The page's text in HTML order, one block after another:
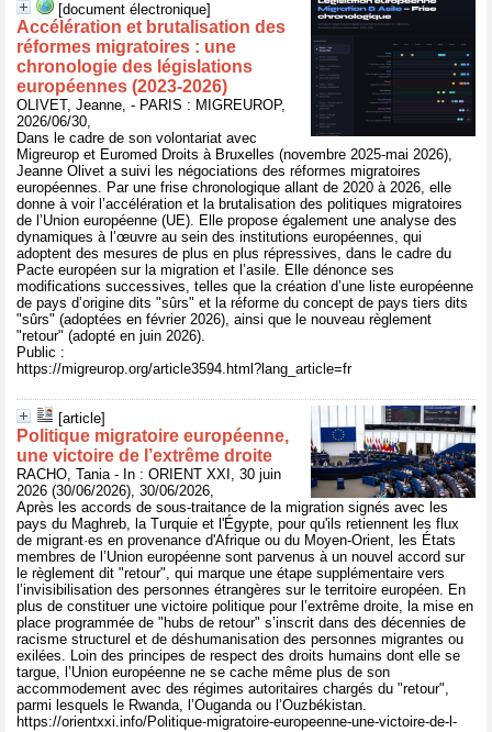
[document électronique]
Accélération et brutalisation des
réformes migratoires : une
chronologie des législations
européennes (2023-2026)
OLIVET, Jeanne, - PARIS : MIGREUROP,
2026/06/30,
Dans le cadre de son volontariat avec
Migreurop et Euromed Droits à Bruxelles (novembre 2025-mai 2026),
Jeanne Olivet a suivi les négociations des réformes migratoires
européennes. Par une frise chronologique allant de 2020 à 2026, elle
donne à voir l’accélération et la brutalisation des politiques migratoires
de l’Union européenne (UE). Elle propose également une analyse des
dynamiques à l’œuvre au sein des institutions européennes, qui
adoptent des mesures de plus en plus répressives, dans le cadre du
Pacte européen sur la migration et l’asile. Elle dénonce ses
modifications successives, telles que la création d’une liste européenne
de pays d’origine dits "sûrs" et la réforme du concept de pays tiers dits
"sûrs" (adoptées en février 2026), ainsi que le nouveau règlement
"retour" (adopté en juin 2026).
Public :
https://migreurop.org/article3594.html?lang_article=fr
[article]
Politique migratoire européenne,
une victoire de l’extrême droite
RACHO, Tania - In : ORIENT XXI, 30 juin
2026 (30/06/2026), 30/06/2026,
Après les accords de sous-traitance de la migration signés avec les
pays du Maghreb, la Turquie et l'Égypte, pour qu'ils retiennent les flux
de migrant·es en provenance d'Afrique ou du Moyen-Orient, les États
membres de l’Union européenne sont parvenus à un nouvel accord sur
le règlement dit "retour", qui marque une étape supplémentaire vers
l’invisibilisation des personnes étrangères sur le territoire européen. En
plus de constituer une victoire politique pour l’extrême droite, la mise en
place programmée de "hubs de retour" s’inscrit dans des décennies de
racisme structurel et de déshumanisation des personnes migrantes ou
exilées. Loin des principes de respect des droits humains dont elle se
targue, l’Union européenne ne se cache même plus de son
accommodement avec des régimes autoritaires chargés du "retour",
parmi lesquels le Rwanda, l’Ouganda ou l’Ouzbékistan.
https://orientxxi.info/Politique-migratoire-europeenne-une-victoire-de-l-